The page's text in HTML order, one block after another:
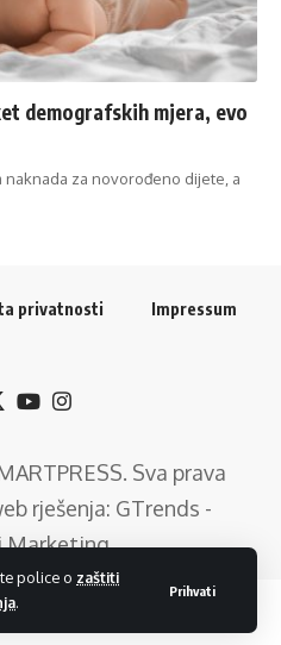
police o zaštiti
.
Prihvati
demografskih mjera, evo
za novorođeno dijete, a
privatnosti Impressum
. Sva prava
rješenja: GTrends -
.